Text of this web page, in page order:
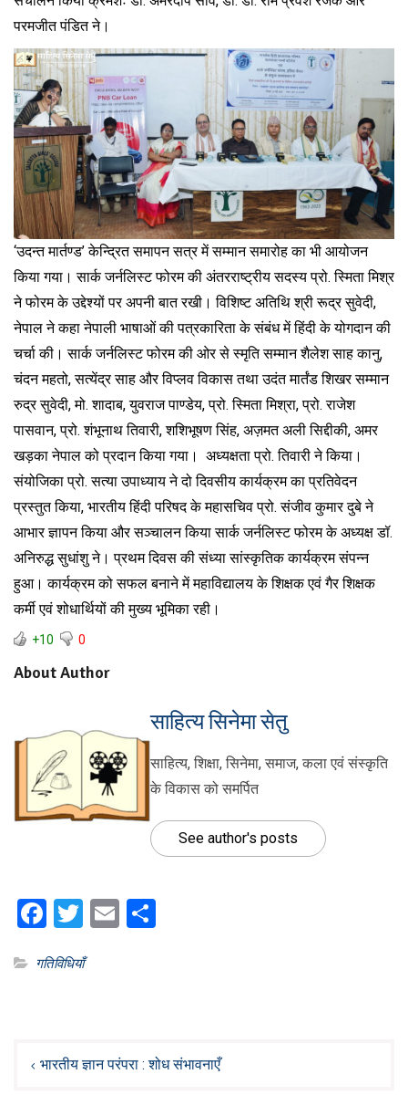
परमजीत पंडित ने।
‘उदन्त मार्तण्ड’ केन्द्रित समापन सत्र में सम्मान समारोह का भी आयोजन
किया गया। सार्क जर्नलिस्ट फोरम की अंतरराष्ट्रीय सदस्य प्रो. स्मिता मिश्र
ने फोरम के उद्देश्यों पर अपनी बात रखी। विशिष्ट अतिथि श्री रूद्र सुवेदी,
नेपाल ने कहा नेपाली भाषाओं की पत्रकारिता के संबंध में हिंदी के योगदान की
चर्चा की। सार्क जर्नलिस्ट फोरम की ओर से स्मृति सम्मान शैलेश साह कानु,
चंदन महतो, सत्येंद्र साह और विप्लव विकास तथा उदंत मार्तंड शिखर सम्मान
रुद्र सुवेदी, मो. शादाब, युवराज पाण्डेय, प्रो. स्मिता मिश्रा, प्रो. राजेश
पासवान, प्रो. शंभूनाथ तिवारी, शशिभूषण सिंह, अज़मत अली सिद्दीकी, अमर
खड़का नेपाल को प्रदान किया गया। अध्यक्षता प्रो. तिवारी ने किया।
संयोजिका प्रो. सत्या उपाध्याय ने दो दिवसीय कार्यक्रम का प्रतिवेदन
प्रस्तुत किया, भारतीय हिंदी परिषद के महासचिव प्रो. संजीव कुमार दुबे ने
आभार ज्ञापन किया और सञ्चालन किया सार्क जर्नलिस्ट फोरम के अध्यक्ष डॉ.
अनिरुद्ध सुधांशु ने। प्रथम दिवस की संध्या सांस्कृतिक कार्यक्रम संपन्न
हुआ। कार्यक्रम को सफल बनाने में महाविद्यालय के शिक्षक एवं गैर शिक्षक
कर्मी एवं शोधार्थियों की मुख्य भूमिका रही।
+10 0
About Author
साहित्य सिनेमा सेतु
साहित्य, शिक्षा, सिनेमा, समाज, कला एवं संस्कृति
के विकास को समर्पित
See author's posts
Facebook
Twitter
Email
गतिविधियाँ
navigation
भारतीय ज्ञान परंपरा : शोध संभावनाएँ